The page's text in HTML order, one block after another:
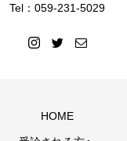
Tel：059-231-5029
HOME